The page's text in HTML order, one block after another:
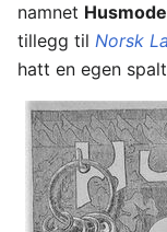
namnet
tillegg til Norsk
hatt en egen